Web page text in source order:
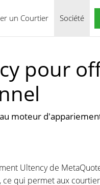
un Courtier Société
pour
moteur
Ultency de
qui permet aux